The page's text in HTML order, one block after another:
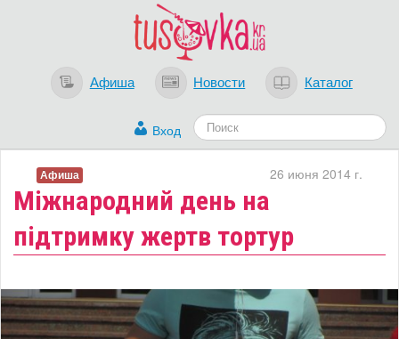
Афиша Новости Каталог
Вход
Міжнародний день на
підтримку жертв тортур
26 июня 2014 г.
Афиша